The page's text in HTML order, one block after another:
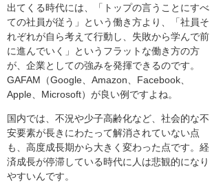
出てくる時代には、「トップの言うことにすべ
ての社員が従う」という働き方より、「社員そ
れぞれが自ら考えて行動し、失敗から学んで前
に進んでいく」というフラットな働き方の方
が、企業としての強みを発揮できるのです。
GAFAM（Google、Amazon、Facebook、
Apple、Microsoft）が良い例ですよね。
国内では、不況や少子高齢化など、社会的な不
安要素が長きにわたって解消されていない点
も、高度成長期から大きく変わった点です。経
済成長が停滞している時代に人は悲観的になり
やすいんです。